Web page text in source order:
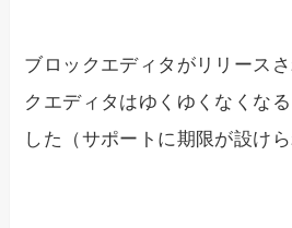
ブロックエディタがリリース
クエディタはゆくゆくなくな
した（サポートに期限が設けら